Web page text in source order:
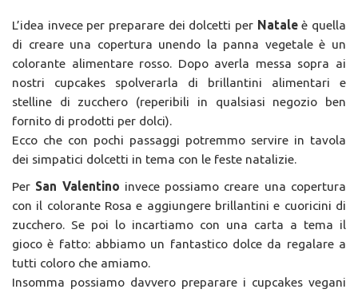
L’idea invece per preparare dei dolcetti per Nataleè quella
di creare una copertura unendo la panna vegetale è un
colorante alimentare rosso. Dopo averla messa sopra ai
nostri cupcakes spolverarla di brillantini alimentari e
stelline di zucchero (reperibili in qualsiasi negozio ben
fornito di prodotti per dolci).
Ecco che con pochi passaggi potremmo servire in tavola
dei simpatici dolcetti in tema con le feste natalizie.
Per San Valentino invece possiamo creare una copertura
con il colorante Rosa e aggiungere brillantini e cuoricini di
zucchero. Se poi lo incartiamo con una carta a tema il
gioco è fatto: abbiamo un fantastico dolce da regalare a
tutti coloro che amiamo.
Insomma possiamo davvero preparare i cupcakes vegani